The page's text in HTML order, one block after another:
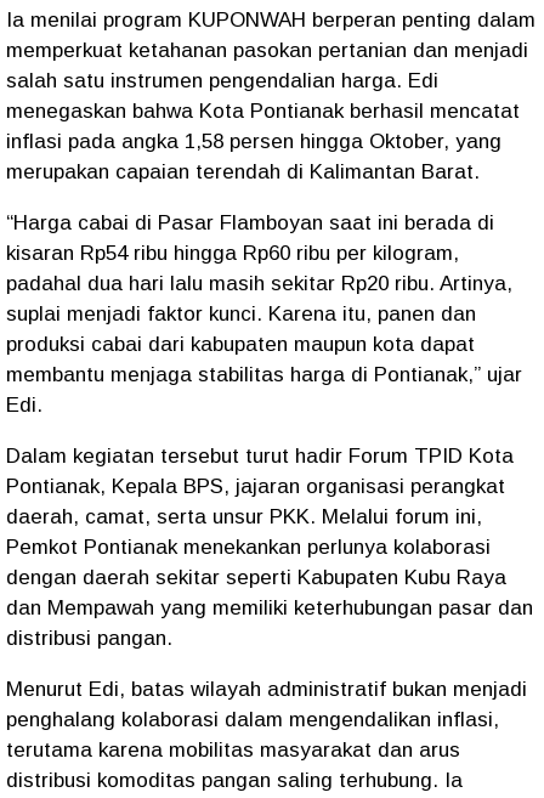
Ia menilai program KUPONWAH berperan penting dalam
memperkuat ketahanan pasokan pertanian dan menjadi
salah satu instrumen pengendalian harga. Edi
menegaskan bahwa Kota Pontianak berhasil mencatat
inflasi pada angka 1,58 persen hingga Oktober, yang
merupakan capaian terendah di Kalimantan Barat.
“Harga cabai di Pasar Flamboyan saat ini berada di
kisaran Rp54 ribu hingga Rp60 ribu per kilogram,
padahal dua hari lalu masih sekitar Rp20 ribu. Artinya,
suplai menjadi faktor kunci. Karena itu, panen dan
produksi cabai dari kabupaten maupun kota dapat
membantu menjaga stabilitas harga di Pontianak,” ujar
Edi.
Dalam kegiatan tersebut turut hadir Forum TPID Kota
Pontianak, Kepala BPS, jajaran organisasi perangkat
daerah, camat, serta unsur PKK. Melalui forum ini,
Pemkot Pontianak menekankan perlunya kolaborasi
dengan daerah sekitar seperti Kabupaten Kubu Raya
dan Mempawah yang memiliki keterhubungan pasar dan
distribusi pangan.
Menurut Edi, batas wilayah administratif bukan menjadi
penghalang kolaborasi dalam mengendalikan inflasi,
terutama karena mobilitas masyarakat dan arus
distribusi komoditas pangan saling terhubung. Ia